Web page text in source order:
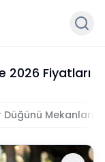
2026 Fiyatları
Düğünü Mekanları